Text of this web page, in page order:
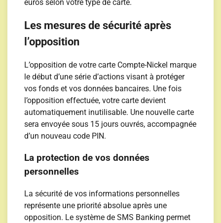
euros selon votre type de carte.
Les mesures de sécurité après
l’opposition
L’opposition de votre carte Compte-Nickel marque
le début d’une série d’actions visant à protéger
vos fonds et vos données bancaires. Une fois
l’opposition effectuée, votre carte devient
automatiquement inutilisable. Une nouvelle carte
sera envoyée sous 15 jours ouvrés, accompagnée
d’un nouveau code PIN.
La protection de vos données
personnelles
La sécurité de vos informations personnelles
représente une priorité absolue après une
opposition. Le système de SMS Banking permet